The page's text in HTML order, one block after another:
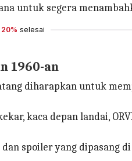
untuk segera
20% selesai
1960-an
diharapkan untuk
kaca depan landai,
spoiler yang dipasang